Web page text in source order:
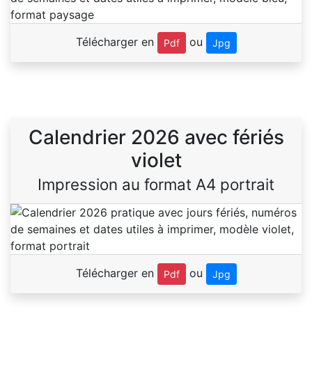
Télécharger en Pdf ou Jpg
Calendrier 2026 avec fériés
violet
Impression au format A4 portrait
Télécharger en Pdf ou Jpg